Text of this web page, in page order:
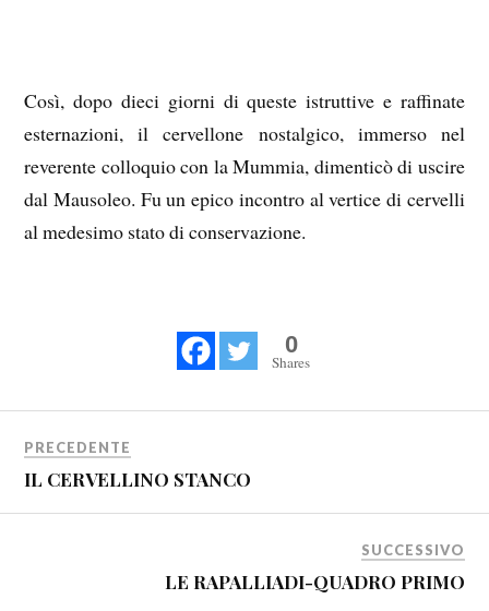
Così, dopo dieci giorni di queste istruttive e raffinate
esternazioni, il cervellone nostalgico, immerso nel
reverente colloquio con la Mummia, dimenticò di uscire
dal Mausoleo. Fu un epico incontro al vertice di cervelli
al medesimo stato di conservazione.
0
Shares
PRECEDENTE
IL CERVELLINO STANCO
SUCCESSIVO
LE RAPALLIADI-QUADRO PRIMO